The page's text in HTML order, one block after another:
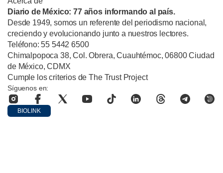
Diario de México: 77 años informando al país.
Desde 1949, somos un referente del periodismo nacional,
creciendo y evolucionando junto a nuestros lectores.
Teléfono: 55 5442 6500
Chimalpopoca 38, Col. Obrera, Cuauhtémoc, 06800 Ciudad
de México, CDMX
Cumple los criterios de The Trust Project
Síguenos en:
BIOLINK